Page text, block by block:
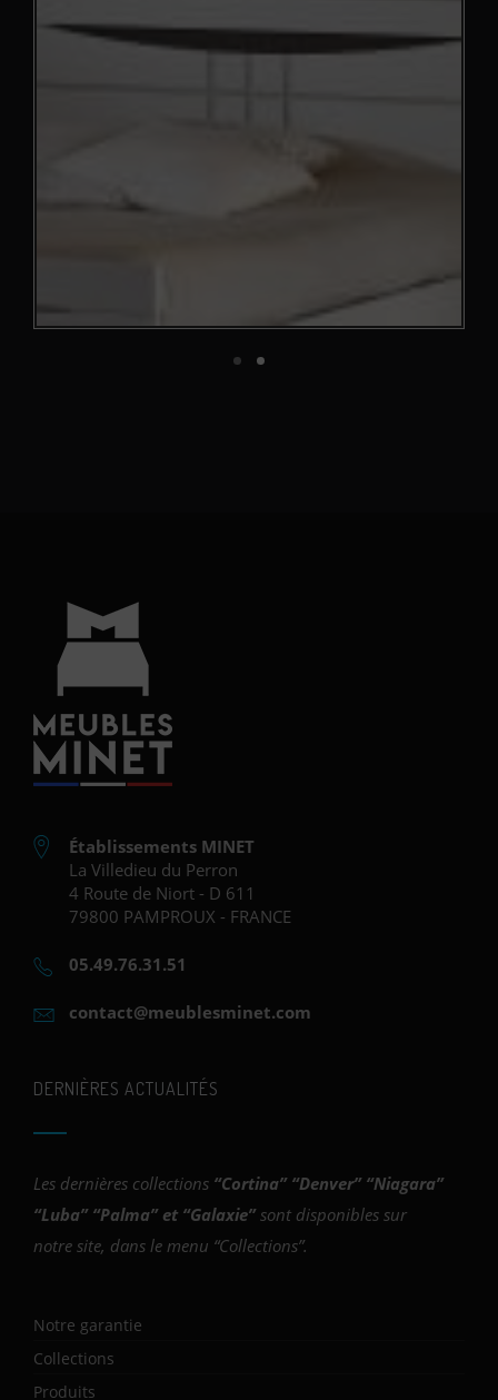
Établissements MINET
La Villedieu du Perron
4 Route de Niort - D 611
79800 PAMPROUX - FRANCE
05.49.76.31.51
contact@meublesminet.com
DERNIÈRES ACTUALITÉS
Les dernières collections “Cortina” “Denver” “Niagara”
“Luba” “Palma” et “Galaxie” sont disponibles sur
notre site, dans le menu “Collections”.
Notre garantie
Collections
Produits